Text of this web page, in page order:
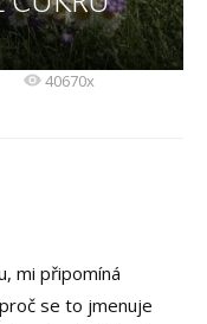
40670x
mi připomíná
se to jmenuje